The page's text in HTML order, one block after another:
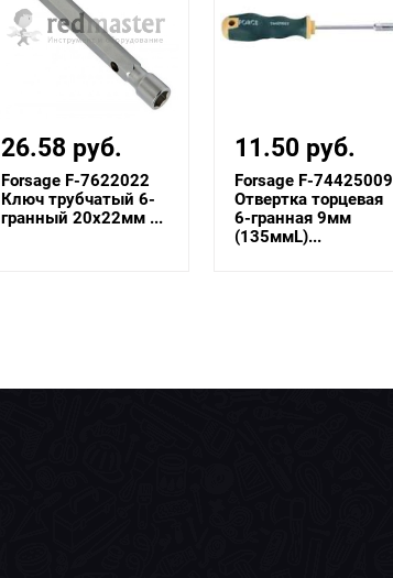
26.58 руб.
Forsage F-7622022
Ключ трубчатый 6-
гранный 20х22мм ...
11.50 руб.
Forsage F-74425009
Отвертка торцевая
6-гранная 9мм
(135ммL)...